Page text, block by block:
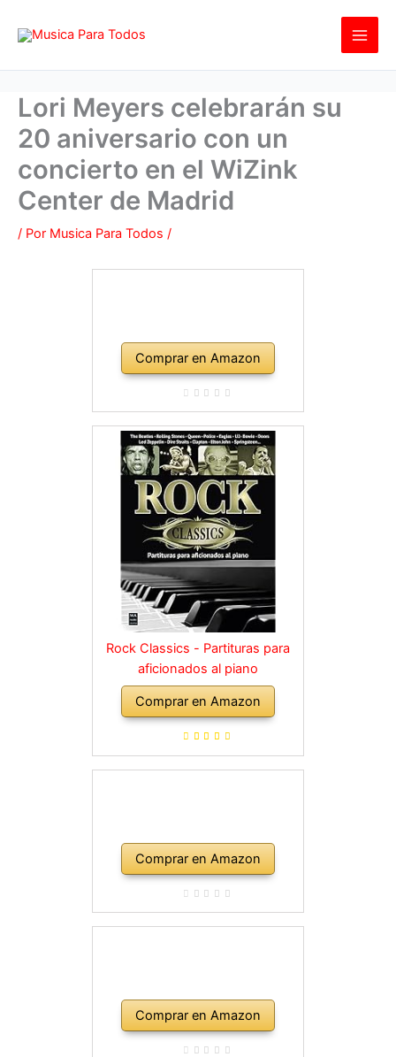
Lori Meyers celebrarán su
20 aniversario con un
concierto en el WiZink
Center de Madrid
/ Por Musica Para Todos /
Comprar en Amazon
Rock Classics - Partituras para
aficionados al piano
Comprar en Amazon
Comprar en Amazon
Comprar en Amazon